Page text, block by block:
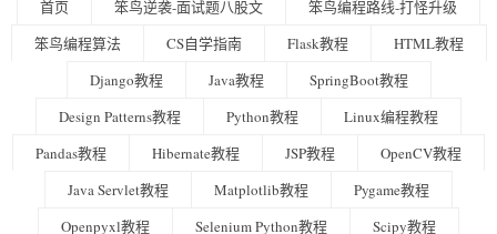
首页 笨鸟逆袭-面试题八股文
笨鸟编程路线-打怪升级
笨鸟编程算法
CS自学指南 Flask教程
HTML教程
Django教程
Java教程
SpringBoot教程
Design Patterns教程
Python教程
Linux编程教程
Pandas教程
Hibernate教程 JSP教程
OpenCV教程
Java Servlet教程
Matplotlib教程
Pygame教程
Openpyxl教程
Selenium Python教程
Scipy教程